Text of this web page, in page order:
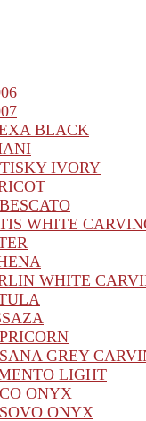
BLACK
IVORY
WHITE
WHITE
GREY
LIGHT
ONYX
ONYX